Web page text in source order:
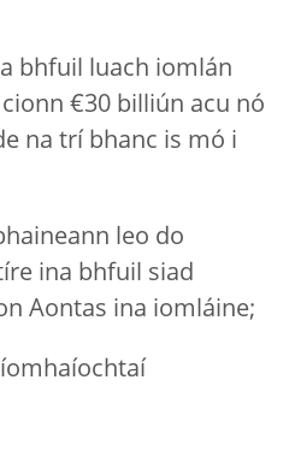
bhfuil luach iomlán
€30 billiún acu nó
na trí bhanc is mó i
leo do
ina bhfuil siad
Aontas ina iomláine;